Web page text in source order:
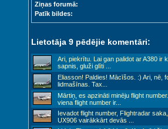
Ziņas forumā:
Patīk bildes:
Lietotāja 9 pēdējie komentāri:
Ari, piekrītu. Lai gan palidot ar A380 ir
sapnis, gluži glīti
Eliasson! Paldies! Mācīšos. :) Ari, nē,
lidmašīnas. Tax
Mārtiņ, es apzināti minēju flight
viena flight number ir...
Ievadot flight number, Flightradar
UX906 vairākkārt devās